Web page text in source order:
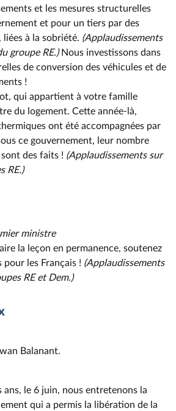
et les mesures structurelles
et pour un tiers par des
à la sobriété. (Applaudissements
groupe RE.) Nous investissons dans
de conversion des véhicules et de
!
qui appartient à votre famille
du logement. Cette année-là,
ont été accompagnées par
sous ce gouvernement, leur nombre
des faits ! (Applaudissements sur
RE.)
ministre
la leçon en permanence, soutenez
pour les Français ! (Applaudissements
RE et Dem.)
Balanant.
ans, le 6 juin, nous entretenons la
qui a permis la libération de la